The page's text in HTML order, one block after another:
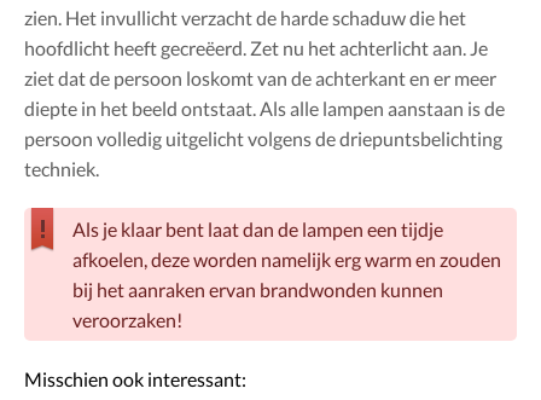
zien. Het invullicht verzacht de harde schaduw die het
hoofdlicht heeft gecreëerd. Zet nu het achterlicht aan. Je
ziet dat de persoon loskomt van de achterkant en er meer
diepte in het beeld ontstaat. Als alle lampen aanstaan is de
persoon volledig uitgelicht volgens de driepuntsbelichting
techniek.
Als je klaar bent laat dan de lampen een tijdje
afkoelen, deze worden namelijk erg warm en zouden
bij het aanraken ervan brandwonden kunnen
veroorzaken!
Misschien ook interessant: